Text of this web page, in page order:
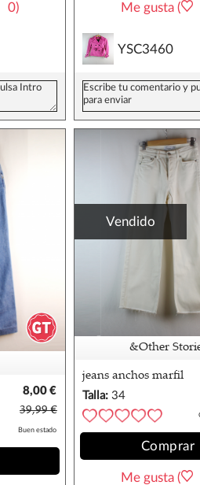
0) Me gusta (
YSC3460
8,00 €
39,99 €
Buen estado
Vendido
&Other
jeans anchos marfil
other stories 25/34
Talla: 34
Comprar
Me gusta (